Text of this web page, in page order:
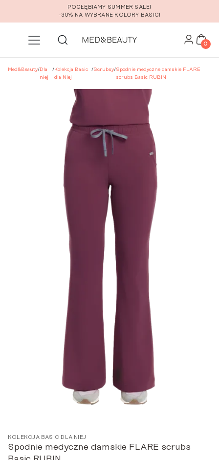
Przejdź do głównej zawartości
POGŁĘBIAMY SUMMER SALE!
-30% NA WYBRANE KOLORY BASIC!
0
Med&Beauty/Dla
niej
/Kolekcja Basic
dla Niej
/Scrubsy/Spodnie medyczne damskie FLARE
scrubs Basic RUBIN
KOLEKCJA BASIC DLA NIEJ
Spodnie medyczne damskie FLARE scrubs